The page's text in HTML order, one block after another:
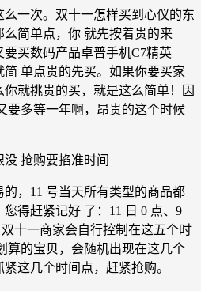
一次。双十一怎样买到心仪的东
简单点，你 就先按着贵的来
买数码产品卓普手机C7精英
单点贵的先买。如果你要买家
就挑贵的买，就是这么简单！因
要多等一年啊，昂贵的这个时候
抢购要掐准时间
，11 号当天所有类型的商品都
得赶紧记好 了：11 日 0 点、9
十一商家会自行控制在这五个时
算的宝贝，会随机出现在这几个
这几个时间点，赶紧抢购。